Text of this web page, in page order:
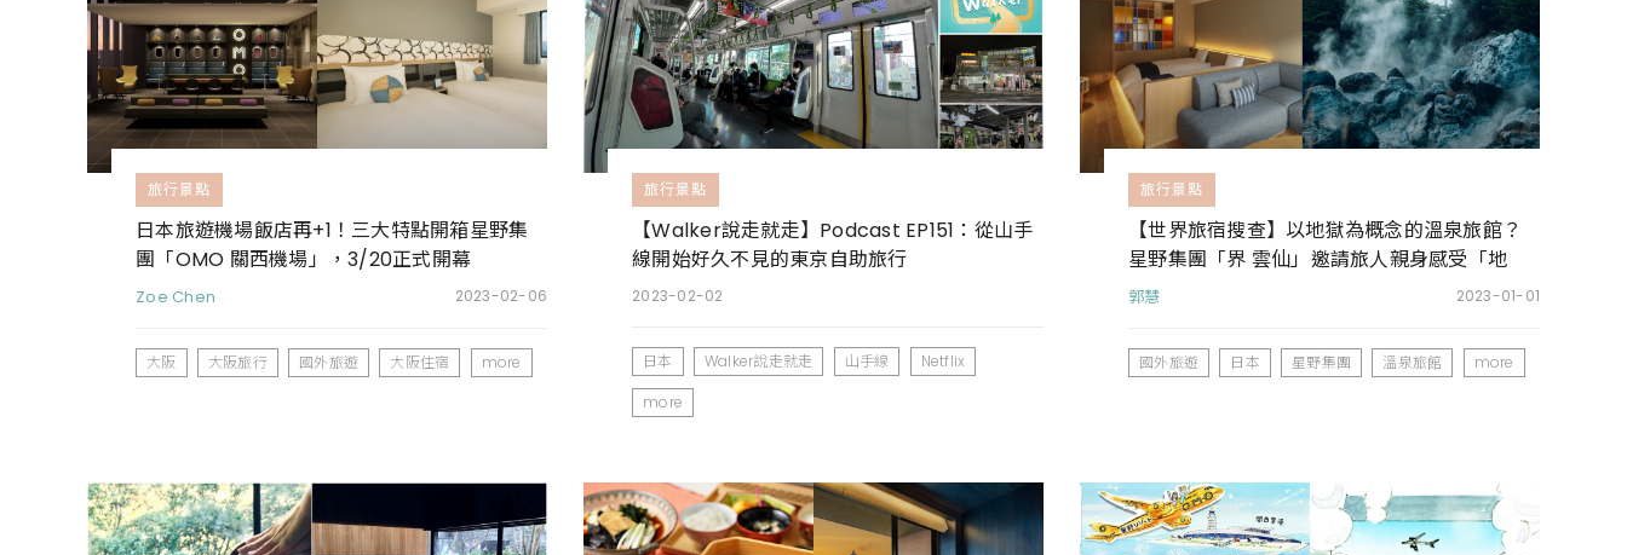
旅行景點
日本旅遊機場飯店再+1！三大特點開箱星野集
團「OMO 關西機場」，3/20正式開幕
Zoe Chen 2023-02-06
大阪 大阪旅行 國外旅遊 大阪住宿 more
旅行景點
【Walker說走就走】Podcast EP151：從山手
線開始好久不見的東京自助旅行
2023-02-02
日本 Walker說走就走 山手線
Netflix
more
旅行景點
【世界旅宿搜查】以地獄為概念的溫泉旅館？
星野集團「界 雲仙」邀請旅人親身感受「地
獄」能量
郭慧 2023-01-01
國外旅遊 日本 星野集團 溫泉旅館 more